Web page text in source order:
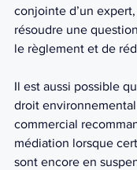
conjointe d’un
résoudre une
le règlement et de
Il est aussi possible
droit
commercial
médiation lorsque
sont encore en